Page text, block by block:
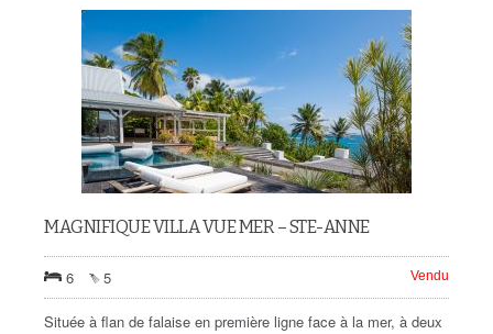
MAGNIFIQUE VILLA VUE MER – STE-ANNE
6 5 Vendu
Située à flan de falaise en première ligne face à la mer, à deux